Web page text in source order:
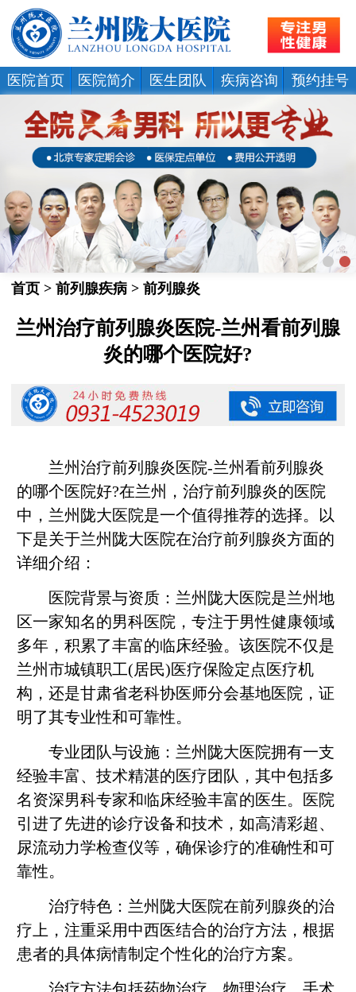
医院首页 医院简介 医生团队 疾病咨询 预约挂号
首页 > 前列腺疾病 > 前列腺炎
兰州治疗前列腺炎医院-兰州看前列腺
炎的哪个医院好?
兰州治疗前列腺炎医院-兰州看前列腺炎
的哪个医院好?在兰州，治疗前列腺炎的医院
中，兰州陇大医院是一个值得推荐的选择。以
下是关于兰州陇大医院在治疗前列腺炎方面的
详细介绍：
医院背景与资质：兰州陇大医院是兰州地
区一家知名的男科医院，专注于男性健康领域
多年，积累了丰富的临床经验。该医院不仅是
兰州市城镇职工(居民)医疗保险定点医疗机
构，还是甘肃省老科协医师分会基地医院，证
明了其专业性和可靠性。
专业团队与设施：兰州陇大医院拥有一支
经验丰富、技术精湛的医疗团队，其中包括多
名资深男科专家和临床经验丰富的医生。医院
引进了先进的诊疗设备和技术，如高清彩超、
尿流动力学检查仪等，确保诊疗的准确性和可
靠性。
治疗特色：兰州陇大医院在前列腺炎的治
疗上，注重采用中西医结合的治疗方法，根据
患者的具体病情制定个性化的治疗方案。